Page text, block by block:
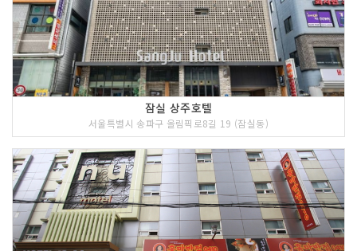
잠실 상주호텔
서울특별시 송파구 올림픽로8길 19 (잠실동)